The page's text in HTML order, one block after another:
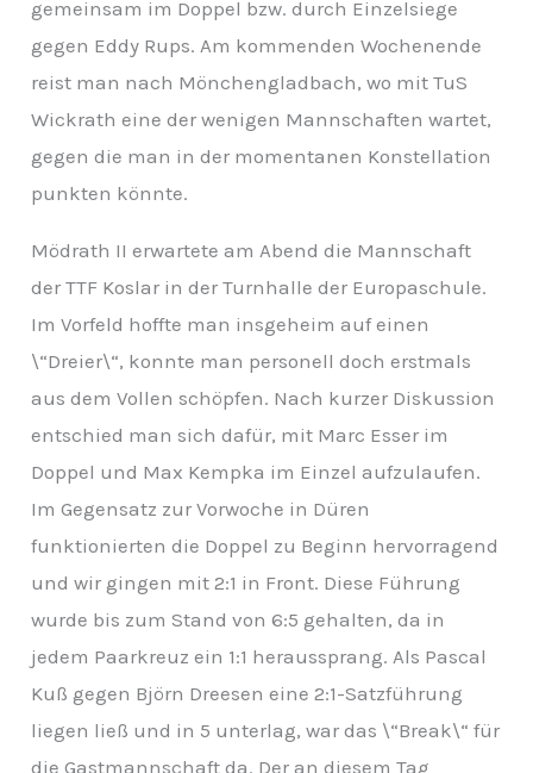
gemeinsam im Doppel bzw. durch Einzelsiege
gegen Eddy Rups. Am kommenden Wochenende
reist man nach Mönchengladbach, wo mit TuS
Wickrath eine der wenigen Mannschaften wartet,
gegen die man in der momentanen Konstellation
punkten könnte.
Mödrath II erwartete am Abend die Mannschaft
der TTF Koslar in der Turnhalle der Europaschule.
Im Vorfeld hoffte man insgeheim auf einen
\“Dreier\“, konnte man personell doch erstmals
aus dem Vollen schöpfen. Nach kurzer Diskussion
entschied man sich dafür, mit Marc Esser im
Doppel und Max Kempka im Einzel aufzulaufen.
Im Gegensatz zur Vorwoche in Düren
funktionierten die Doppel zu Beginn hervorragend
und wir gingen mit 2:1 in Front. Diese Führung
wurde bis zum Stand von 6:5 gehalten, da in
jedem Paarkreuz ein 1:1 heraussprang. Als Pascal
Kuß gegen Björn Dreesen eine 2:1-Satzführung
liegen ließ und in 5 unterlag, war das \“Break\“ für
die Gastmannschaft da. Der an diesem Tag